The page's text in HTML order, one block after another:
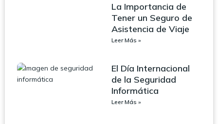
La Importancia de
Tener un Seguro de
Asistencia de Viaje
Leer Más »
El Día Internacional
de la Seguridad
Informática
Leer Más »